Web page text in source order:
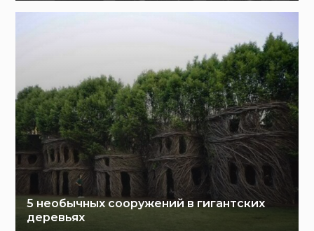
5 необычных сооружений в гигантских
деревьях